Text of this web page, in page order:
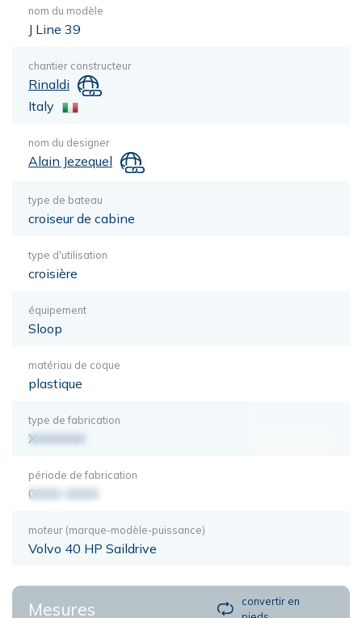
nom du modèle
J Line 39
chantier constructeur
Rinaldi
Italy
nom du designer
Alain Jezequel
type de bateau
croiseur de cabine
type d'utilisation
croisière
équipement
Sloop
matériau de coque
plastique
type de fabrication
XXXXXXX
période de fabrication
0000-0000
moteur (marque-modèle-puissance)
Volvo 40 HP Saildrive
Mesures
convertir en